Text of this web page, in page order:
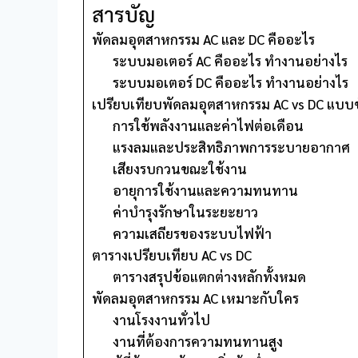
สารบัญ
พัดลมอุตสาหกรรม AC และ DC คืออะไร
ระบบมอเตอร์ AC คืออะไร ทำงานอย่างไร
ระบบมอเตอร์ DC คืออะไร ทำงานอย่างไร
เปรียบเทียบพัดลมอุตสาหกรรม AC vs DC แบบ
การใช้พลังงานและค่าไฟต่อเดือน
แรงลมและประสิทธิภาพการระบายอากาศ
เสียงรบกวนขณะใช้งาน
อายุการใช้งานและความทนทาน
ค่าบำรุงรักษาในระยะยาว
ความเสถียรของระบบไฟฟ้า
ตารางเปรียบเทียบ AC vs DC
ตารางสรุปข้อแตกต่างหลักทั้งหมด
พัดลมอุตสาหกรรม AC เหมาะกับใคร
งานโรงงานทั่วไป
งานที่ต้องการความทนทานสูง